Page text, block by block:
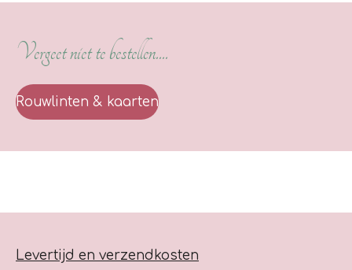
Vergeet niet te bestellen....
Rouwlinten & kaarten
Levertijd en verzendkosten